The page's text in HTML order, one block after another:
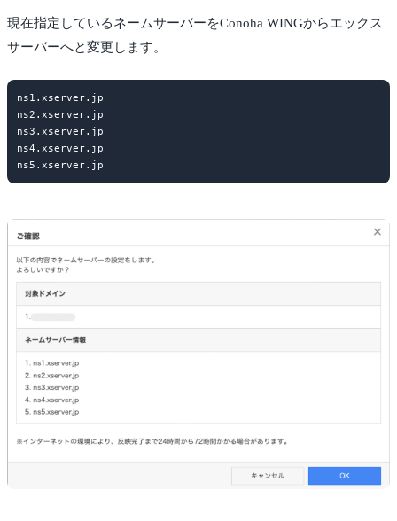
現在指定しているネームサーバーをConoha WINGからエックス
サーバーへと変更します。
ns1.xserver.jp
ns2.xserver.jp
ns3.xserver.jp
ns4.xserver.jp